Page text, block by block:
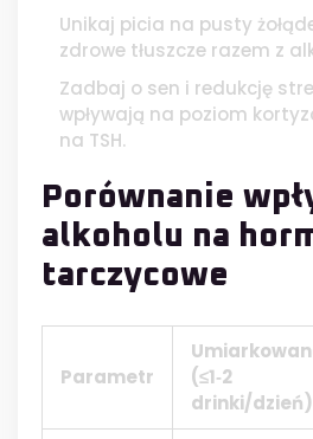
Unikaj picia na pusty
zdrowe tłuszcze razem z
Zadbaj o sen i redukcję
wpływają na poziom
na TSH.
Porównanie
alkoholu na
tarczycowe
Parametr
(≤1‑2
drinki/dzień)